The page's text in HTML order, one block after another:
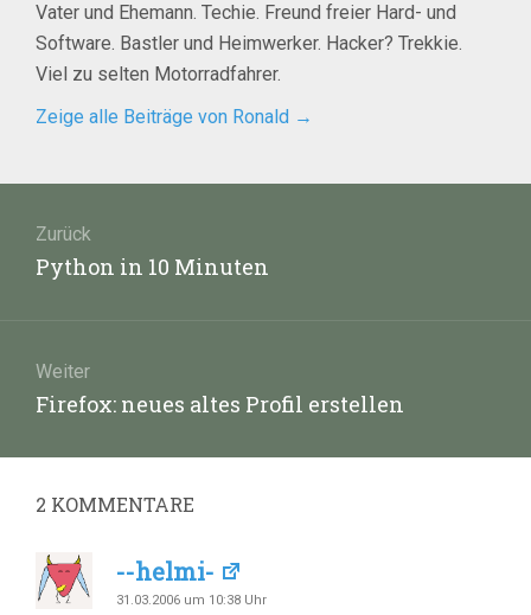
Vater und Ehemann. Techie. Freund freier Hard- und
Software. Bastler und Heimwerker. Hacker? Trekkie.
Viel zu selten Motorradfahrer.
Zeige alle Beiträge von Ronald →
Zurück
Vorheriger
Python in 10 Minuten
Weiter
Nächster
Firefox: neues altes Profil erstellen
2 KOMMENTARE
--helmi-
31.03.2006 um 10:38 Uhr